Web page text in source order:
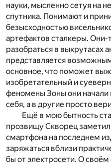
науки, мысленно сетуя на
спутника. Понимают и
безысходностью
артефактов сталкеры. Они-
разобраться в выкрутасах
представляется
основное, что поможет
изобретательный и
феномены Зоны они начали
себя, а в другие просто
Ещё в мою бытность
прозвищу Скворец заметил
смартфона на последнем
заряжаться вблизи
бы от электросети. О